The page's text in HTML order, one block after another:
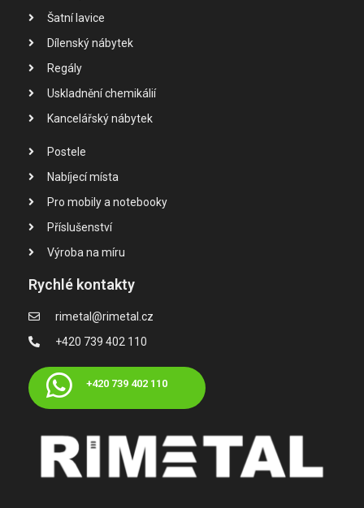
Šatní lavice
Dílenský nábytek
Regály
Uskladnění chemikálií
Kancelářský nábytek
Postele
Nabíjecí místa
Pro mobily a notebooky
Příslušenství
Výroba na míru
Rychlé kontakty
rimetal@rimetal.cz
+420 739 402 110
+420 739 402 110